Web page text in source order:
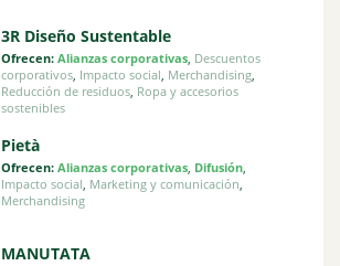
3R Diseño Sustentable
Ofrecen: Alianzas corporativas, Descuentos
corporativos, Impacto social, Merchandising,
Reducción de residuos, Ropa y accesorios
sostenibles
Pietà
Ofrecen: Alianzas corporativas, Difusión,
Impacto social Marketing y comunicación
Merchandising
MANUTATA